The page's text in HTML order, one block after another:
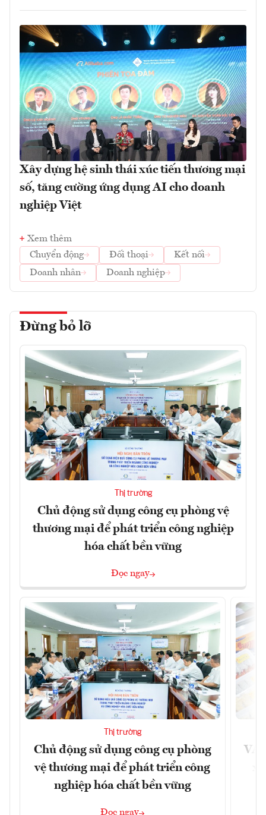
Xây dựng hệ sinh thái xúc tiến thương mại
số, tăng cường ứng dụng AI cho doanh
nghiệp Việt
Xem thêm
Chuyển động
Đối thoại
Kết nối
Doanh nhân
Doanh nghiệp
Đừng bỏ lỡ
Thị trường
Chủ động sử dụng công cụ phòng vệ
thương mại để phát triển công nghiệp
hóa chất bền vững
Đọc ngay
Thị trường
Chủ động sử dụng công cụ phòng
vệ thương mại để phát triển công
nghiệp hóa chất bền vững
Đọc ngay